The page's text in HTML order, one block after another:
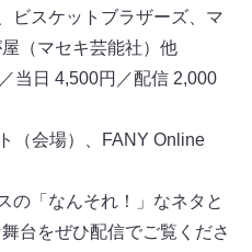
ビスケットブラザーズ、マ
（マセキ芸能社）他
当日 4,500円／配信 2,000
（会場）、FANY Online
の「なんそれ！」なネタと
台をぜひ配信でご覧くださ